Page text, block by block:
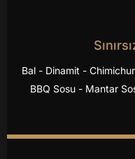
Bal - Dinamit -
BBQ Sosu - Mantar